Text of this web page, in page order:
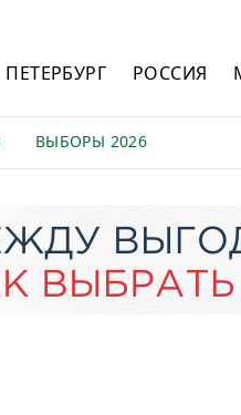
ПЕТЕРБУРГ РОССИЯ
ВЫБОРЫ 2026